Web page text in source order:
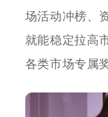
场活动冲榜、
就能稳定拉高
各类市场专属